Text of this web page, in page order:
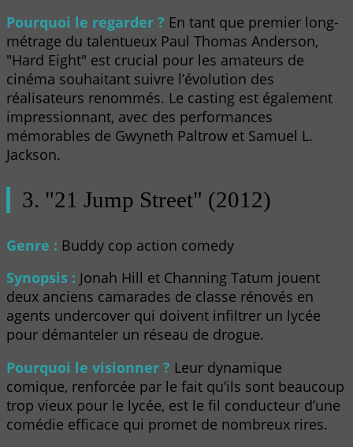
Pourquoi le regarder ? En tant que premier long-
métrage du talentueux Paul Thomas Anderson,
"Hard Eight" est crucial pour les amateurs de
cinéma souhaitant suivre l’évolution des
réalisateurs renommés. Le casting est également
impressionnant, avec des performances
mémorables de Gwyneth Paltrow et Samuel L.
Jackson.
3. "21 Jump Street" (2012)
Genre : Buddy cop action comedy
Synopsis : Jonah Hill et Channing Tatum jouent
deux anciens camarades de classe rénovés en
agents undercover qui doivent infiltrer un lycée
pour démanteler un réseau de drogue.
Pourquoi le visionner ? Leur dynamique
comique, renforcée par le fait qu’ils sont beaucoup
trop vieux pour le lycée, est le fil conducteur d’une
comédie efficace qui promet de nombreux rires.